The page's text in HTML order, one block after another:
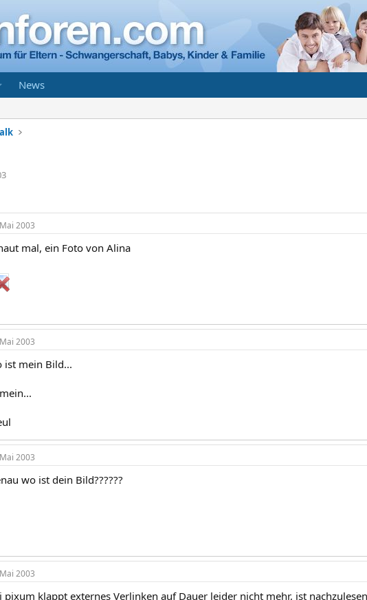
News
2003
mal, ein Foto von Alina
2003
ist mein Bild...
2003
wo ist dein Bild??????
2003
pixum klappt externes Verlinken auf Dauer leider nicht mehr, ist